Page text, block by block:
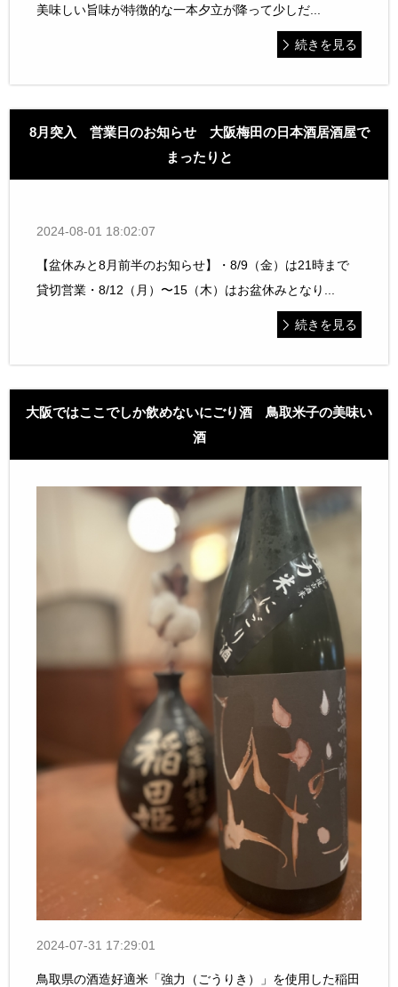
美味しい旨味が特徴的な一本夕立が降って少しだ...
続きを見る
8月突入 営業日のお知らせ 大阪梅田の日本酒居酒屋で
まったりと
2024-08-01 18:02:07
【盆休みと8月前半のお知らせ】・8/9（金）は21時まで
貸切営業・8/12（月）〜15（木）はお盆休みとなり...
続きを見る
大阪ではここでしか飲めないにごり酒 鳥取米子の美味い
酒
2024-07-31 17:29:01
鳥取県の酒造好適米「強力（ごうりき）」を使用した稲田